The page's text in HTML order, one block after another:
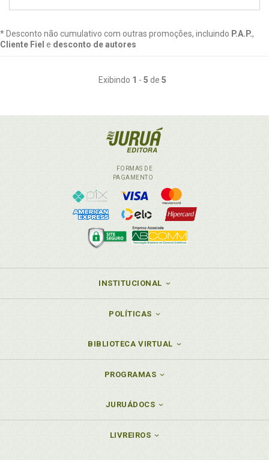
* Desconto não cumulativo com outras promoções, incluindo P.A.P.,
Cliente Fiel e desconto de autores
Exibindo 1 - 5 de 5
FORMAS DE
PAGAMENTO
INSTITUCIONAL
POLÍTICAS
BIBLIOTECA VIRTUAL
PROGRAMAS
JURUÁDOCS
LIVREIROS